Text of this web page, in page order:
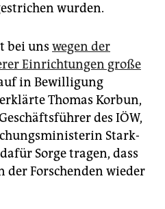
wurden.
bei uns wegen der
Einrichtungen große
in Bewilligung
Thomas Korbun,
des IÖW,
Stark-
Sorge tragen, dass
der Forschenden wieder